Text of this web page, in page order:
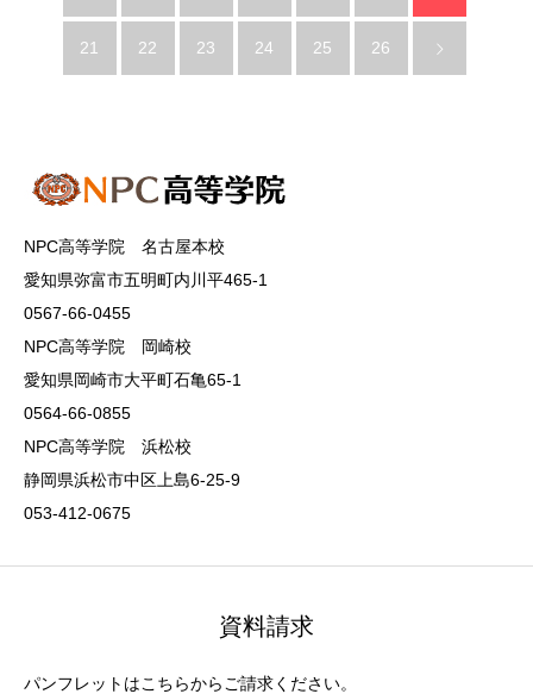
21 22 23 24 25 26
NPC高等学院 名古屋本校
愛知県弥富市五明町内川平465-1
0567-66-0455
NPC高等学院 岡崎校
愛知県岡崎市大平町石亀65-1
0564-66-0855
NPC高等学院 浜松校
静岡県浜松市中区上島6-25-9
053-412-0675
資料請求
パンフレットはこちらからご請求ください。